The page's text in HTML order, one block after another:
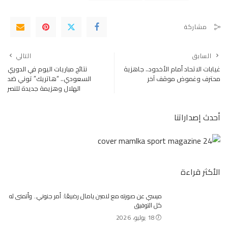
مشاركة
السابق
غيابات الاتحاد أمام الأخدود.. جاهزية
محترف وغموض موقف آخر
التالي
نتائج مباريات اليوم في الدوري
السعودي.. “هاتريك” توني ضد
الهلال وهزيمة جديدة للنصر
أحدث إصداراتنا
الأكثر قراءة
ميسي عن صورته مع لامين يامال رضيعًا: أمر جنوني.. وأتمنى له
كل التوفيق
18 يوليو، 2026